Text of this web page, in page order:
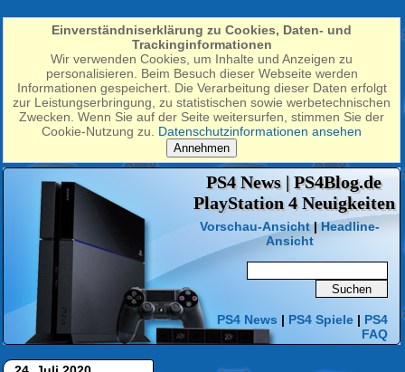
Einverständniserklärung zu Cookies, Daten- und
Trackinginformationen
Wir verwenden Cookies, um Inhalte und Anzeigen zu
personalisieren. Beim Besuch dieser Webseite werden
Informationen gespeichert. Die Verarbeitung dieser Daten erfolgt
zur Leistungserbringung, zu statistischen sowie werbetechnischen
Zwecken. Wenn Sie auf der Seite weitersurfen, stimmen Sie der
Cookie-Nutzung zu. Datenschutzinformationen ansehen
Annehmen
PS4 News | PS4Blog.de
PlayStation 4 Neuigkeiten
Vorschau-Ansicht|Headline-
Ansicht
PS4 News | PS4 Spiele | PS4
FAQ